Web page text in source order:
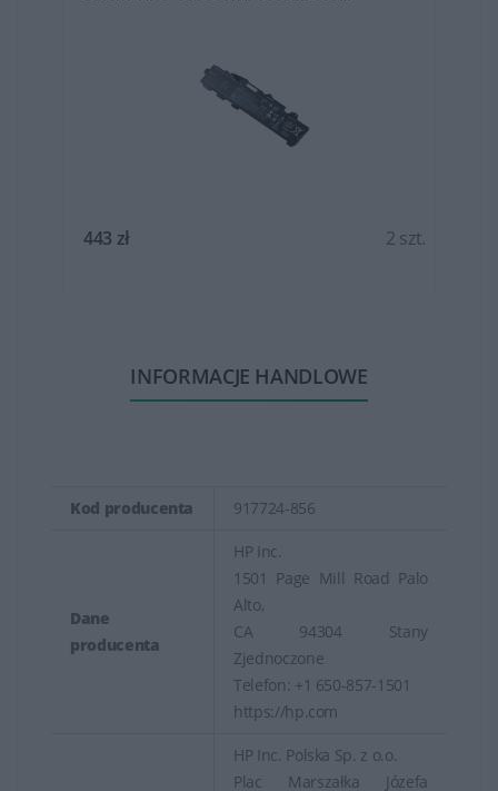
443 zł 2 szt.
INFORMACJE HANDLOWE
Kod producenta 917724-856
Dane
producenta
HP Inc.
1501 Page Mill Road Palo
Alto,
CA 94304 Stany
Zjednoczone
Telefon: +1 650-857-1501
https://hp.com
HP Inc. Polska Sp. z o.o.
Plac Marszałka Józefa